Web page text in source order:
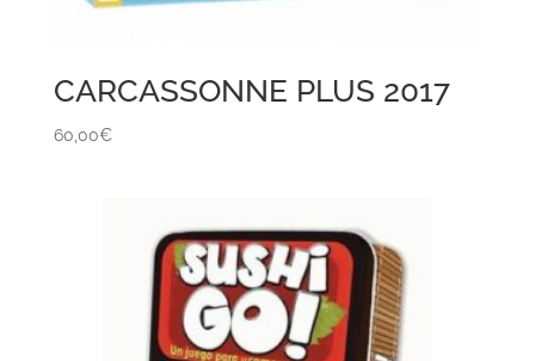
CARCASSONNE PLUS 2017
60,00€